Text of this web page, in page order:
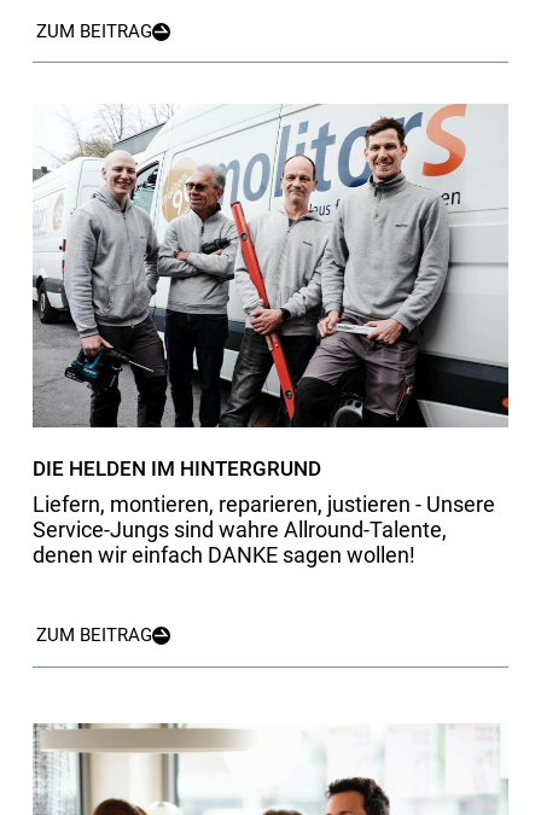
ZUM BEITRAG
DIE HELDEN IM HINTERGRUND
Liefern, montieren, reparieren, justieren - Unsere
Service-Jungs sind wahre Allround-Talente,
denen wir einfach DANKE sagen wollen!
ZUM BEITRAG